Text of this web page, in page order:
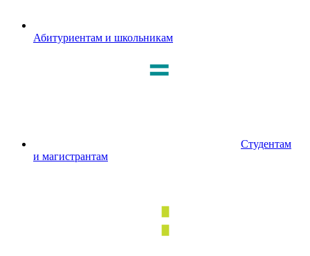
Абитуриентам и школьникам
Студентам
и магистрантам